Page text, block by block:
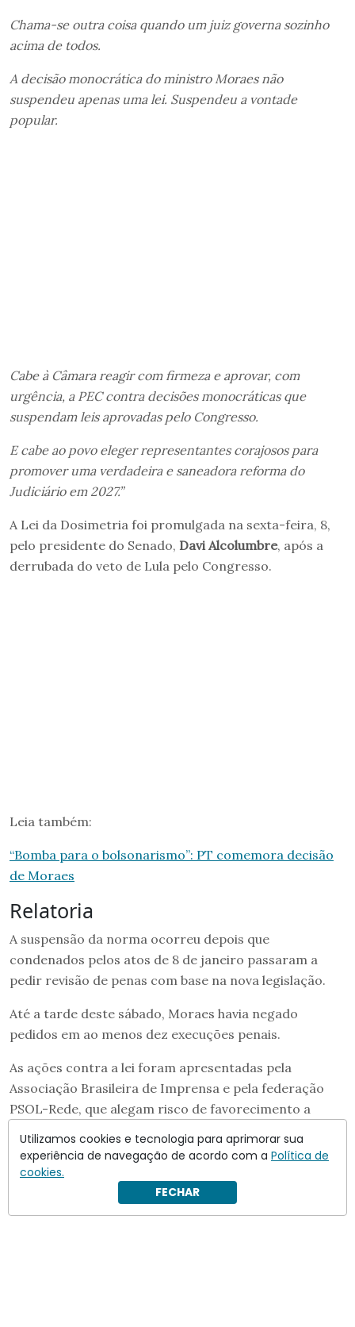
Chama-se outra coisa quando um juiz governa sozinho
acima de todos.
A decisão monocrática do ministro Moraes não
suspendeu apenas uma lei. Suspendeu a vontade
popular.
Cabe à Câmara reagir com firmeza e aprovar, com
urgência, a PEC contra decisões monocráticas que
suspendam leis aprovadas pelo Congresso.
E cabe ao povo eleger representantes corajosos para
promover uma verdadeira e saneadora reforma do
Judiciário em 2027.”
A Lei da Dosimetria foi promulgada na sexta-feira, 8,
pelo presidente do Senado, Davi Alcolumbre, após a
derrubada do veto de Lula pelo Congresso.
Leia também:
“Bomba para o bolsonarismo”: PT comemora decisão
de Moraes
Relatoria
A suspensão da norma ocorreu depois que
condenados pelos atos de 8 de janeiro passaram a
pedir revisão de penas com base na nova legislação.
Até a tarde deste sábado, Moraes havia negado
pedidos em ao menos dez execuções penais.
As ações contra a lei foram apresentadas pela
Associação Brasileira de Imprensa e pela federação
PSOL-Rede, que alegam risco de favorecimento a
Utilizamos cookies e tecnologia para aprimorar sua
experiência de navegação de acordo com a Política de
cookies.
FECHAR